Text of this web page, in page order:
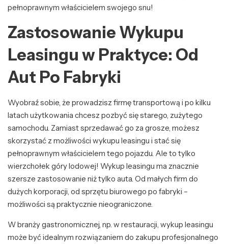
pełnoprawnym właścicielem swojego snu!
Zastosowanie Wykupu
Leasingu w Praktyce: Od
Aut Po Fabryki
Wyobraź sobie, że prowadzisz firmę transportową i po kilku
latach użytkowania chcesz pozbyć się starego, zużytego
samochodu. Zamiast sprzedawać go za grosze, możesz
skorzystać z możliwości wykupu leasingu i stać się
pełnoprawnym właścicielem tego pojazdu. Ale to tylko
wierzchołek góry lodowej! Wykup leasingu ma znacznie
szersze zastosowanie niż tylko auta. Od małych firm do
dużych korporacji, od sprzętu biurowego po fabryki –
możliwości są praktycznie nieograniczone.
W branży gastronomicznej, np. w restauracji, wykup leasingu
może być idealnym rozwiązaniem do zakupu profesjonalnego